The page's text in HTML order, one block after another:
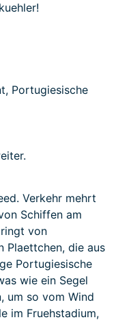
Portugiesische
Verkehr mehrt
Schiffen am
von
Plaettchen, die aus
Portugiesische
wie ein Segel
um so vom Wind
im Fruehstadium,